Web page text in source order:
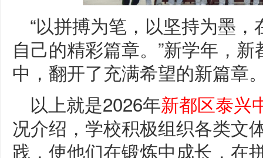
“以拼搏为笔，以坚持为墨
自己的精彩篇章。”新学年，
中，翻开了充满希望的新篇章
以上就是2026年新都区泰兴
况介绍，学校积极组织各类文
践，使他们在锻炼中成长，在